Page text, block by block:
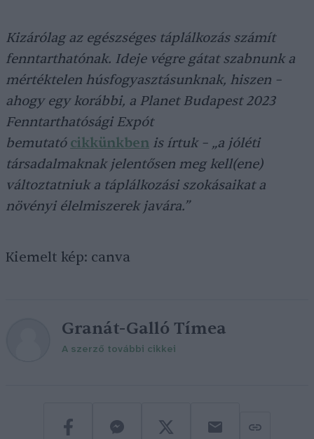
Kizárólag az egészséges táplálkozás számít
fenntarthatónak. Ideje végre gátat szabnunk a
mértéktelen húsfogyasztásunknak, hiszen –
ahogy egy korábbi, a Planet Budapest 2023
Fenntarthatósági Expót
bemutató cikkünkben is írtuk – „a jóléti
társadalmaknak jelentősen meg kell(ene)
változtatniuk a táplálkozási szokásaikat a
növényi élelmiszerek javára.”
Kiemelt kép: canva
Granát-Galló Tímea
A szerző további cikkei